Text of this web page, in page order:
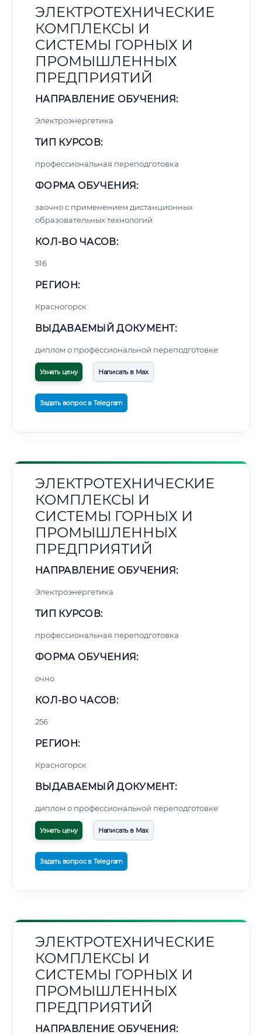
ЭЛЕКТРОТЕХНИЧЕСКИЕ
КОМПЛЕКСЫ И
СИСТЕМЫ ГОРНЫХ И
ПРОМЫШЛЕННЫХ
ПРЕДПРИЯТИЙ
НАПРАВЛЕНИЕ ОБУЧЕНИЯ:
Электроэнергетика
ТИП КУРСОВ:
профессиональная переподготовка
ФОРМА ОБУЧЕНИЯ:
заочно с применением дистанционных
образовательных технологий
КОЛ-ВО ЧАСОВ:
516
РЕГИОН:
Красногорск
ВЫДАВАЕМЫЙ ДОКУМЕНТ:
диплом о профессиональной переподготовке
Узнать цену Написать в Max
Задать вопрос в Telegram
ЭЛЕКТРОТЕХНИЧЕСКИЕ
КОМПЛЕКСЫ И
СИСТЕМЫ ГОРНЫХ И
ПРОМЫШЛЕННЫХ
ПРЕДПРИЯТИЙ
НАПРАВЛЕНИЕ ОБУЧЕНИЯ:
Электроэнергетика
ТИП КУРСОВ:
профессиональная переподготовка
ФОРМА ОБУЧЕНИЯ:
очно
КОЛ-ВО ЧАСОВ:
256
РЕГИОН:
Красногорск
ВЫДАВАЕМЫЙ ДОКУМЕНТ:
диплом о профессиональной переподготовке
Узнать цену Написать в Max
Задать вопрос в Telegram
ЭЛЕКТРОТЕХНИЧЕСКИЕ
КОМПЛЕКСЫ И
СИСТЕМЫ ГОРНЫХ И
ПРОМЫШЛЕННЫХ
ПРЕДПРИЯТИЙ
НАПРАВЛЕНИЕ ОБУЧЕНИЯ: